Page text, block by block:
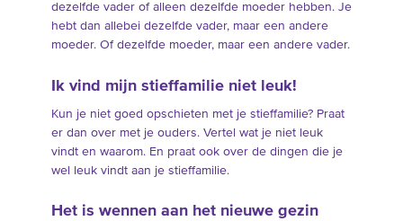
dezelfde vader of alleen dezelfde moeder hebben. Je
hebt dan allebei dezelfde vader, maar een andere
moeder. Of dezelfde moeder, maar een andere vader.
Ik vind mijn stieffamilie niet leuk!
Kun je niet goed opschieten met je stieffamilie? Praat
er dan over met je ouders. Vertel wat je niet leuk
vindt en waarom. En praat ook over de dingen die je
wel leuk vindt aan je stieffamilie.
Het is wennen aan het nieuwe gezin